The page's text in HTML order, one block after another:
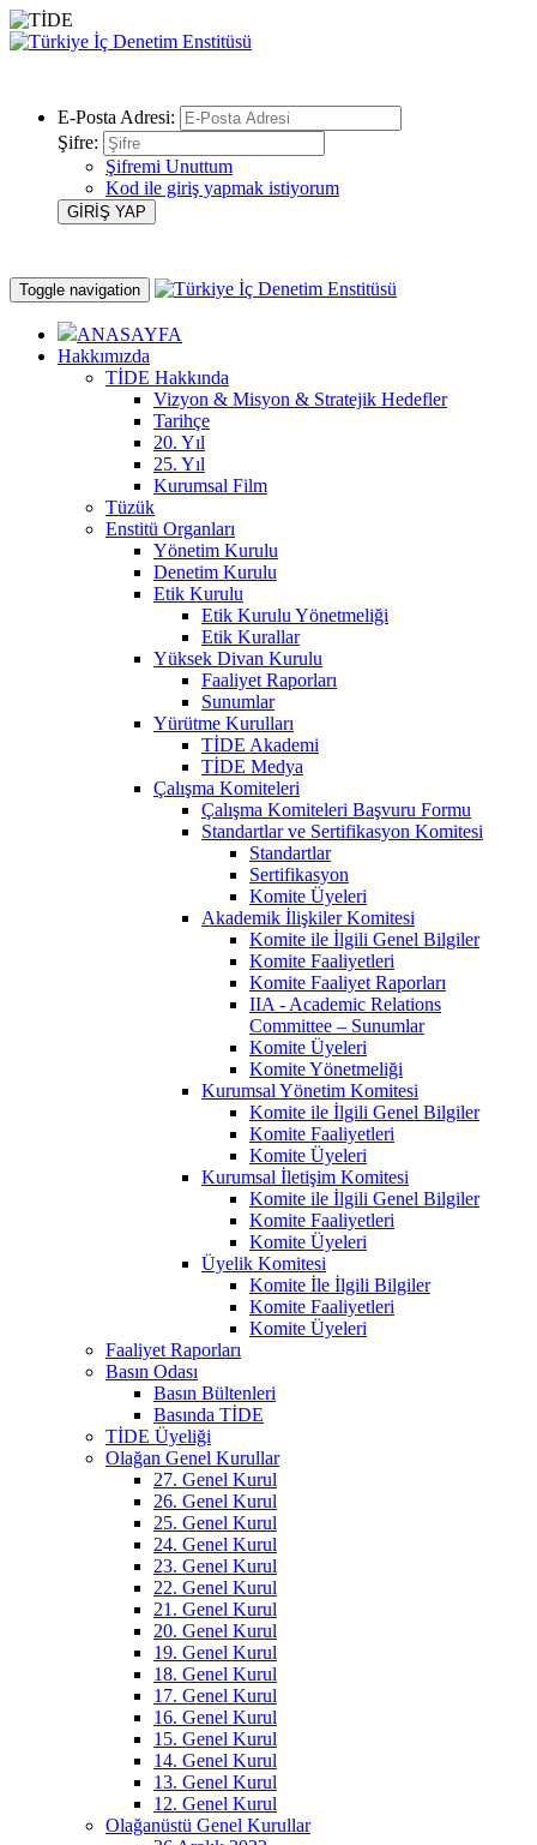
E-Posta Adresi:
Şifre:
Şifremi Unuttum
Kod ile giriş yapmak istiyorum
Toggle navigation
ANASAYFA
Hakkımızda
TİDE Hakkında
Vizyon & Misyon & Stratejik Hedefler
Tarihçe
20. Yıl
25. Yıl
Kurumsal Film
Tüzük
Enstitü Organları
Yönetim Kurulu
Denetim Kurulu
Etik Kurulu
Etik Kurulu Yönetmeliği
Etik Kurallar
Yüksek Divan Kurulu
Faaliyet Raporları
Sunumlar
Yürütme Kurulları
TİDE Akademi
TİDE Medya
Çalışma Komiteleri
Çalışma Komiteleri Başvuru Formu
Standartlar ve Sertifikasyon Komitesi
Standartlar
Sertifikasyon
Komite Üyeleri
Akademik İlişkiler Komitesi
Komite ile İlgili Genel Bilgiler
Komite Faaliyetleri
Komite Faaliyet Raporları
IIA - Academic Relations
Committee – Sunumlar
Komite Üyeleri
Komite Yönetmeliği
Kurumsal Yönetim Komitesi
Komite ile İlgili Genel Bilgiler
Komite Faaliyetleri
Komite Üyeleri
Kurumsal İletişim Komitesi
Komite ile İlgili Genel Bilgiler
Komite Faaliyetleri
Komite Üyeleri
Üyelik Komitesi
Komite İle İlgili Bilgiler
Komite Faaliyetleri
Komite Üyeleri
Faaliyet Raporları
Basın Odası
Basın Bültenleri
Basında TİDE
TİDE Üyeliği
Olağan Genel Kurullar
27. Genel Kurul
26. Genel Kurul
25. Genel Kurul
24. Genel Kurul
23. Genel Kurul
22. Genel Kurul
21. Genel Kurul
20. Genel Kurul
19. Genel Kurul
18. Genel Kurul
17. Genel Kurul
16. Genel Kurul
15. Genel Kurul
14. Genel Kurul
13. Genel Kurul
12. Genel Kurul
Olağanüstü Genel Kurullar